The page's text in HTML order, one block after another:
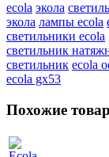
ecola экола
экола лампы ecola
светильники ecola
светильник
светильник ecola
ecola gx53
Похожие